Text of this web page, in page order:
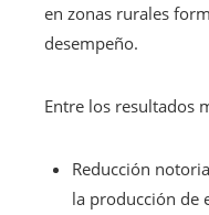
en zonas rurales
desempeño.
Entre los resultados
Reducción
la producción de